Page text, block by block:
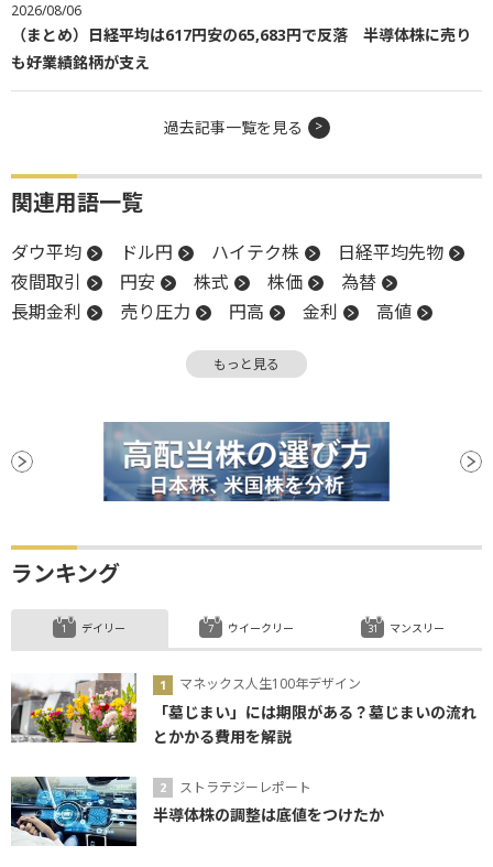
2026/08/06
（まとめ）日経平均は617円安の65,683円で反落 半導体株に売り
も好業績銘柄が支え
過去記事一覧を見る
関連用語一覧
ダウ平均 ドル円 ハイテク株
日経平均先物
夜間取引
円安 株式 株価
為替
長期金利
売り圧力 円高 金利
高値
米中貿易摩擦 S&P500
もっと見る
ランキング
デイリー
マネックス人生100年デザイン
「墓じまい」には期限がある？墓じまいの流れ
とかかる費用を解説
ストラテジーレポート
半導体株の調整は底値をつけたか
ウイークリー マンスリー